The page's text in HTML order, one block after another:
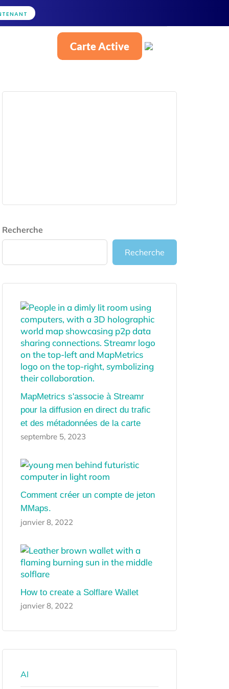
Carte Active
Recherche
Recherche
MapMetrics s'associe à Streamr
pour la diffusion en direct du trafic
et des métadonnées de la carte
septembre 5, 2023
Comment créer un compte de jeton
MMaps.
janvier 8, 2022
How to create a Solflare Wallet
janvier 8, 2022
AI